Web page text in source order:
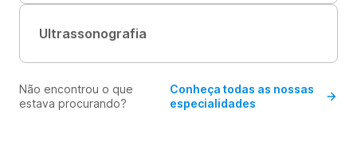
Ultrassonografia
Não encontrou o que
estava procurando?
Conheça todas as nossas
especialidades